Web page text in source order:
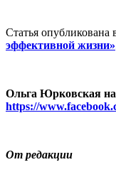
Статья опубликована
эффективной жизни»
Ольга Юрковская
https://
От редакции